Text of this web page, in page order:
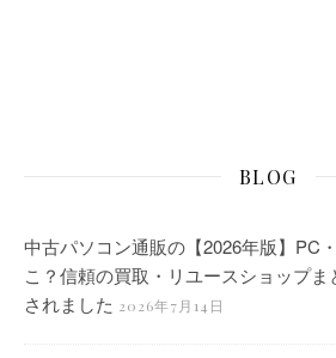
BLOG
中古パソコン通販の【2026年版】PC
こ？信頼の買取・リユースショップ
されました 2026年7月14日